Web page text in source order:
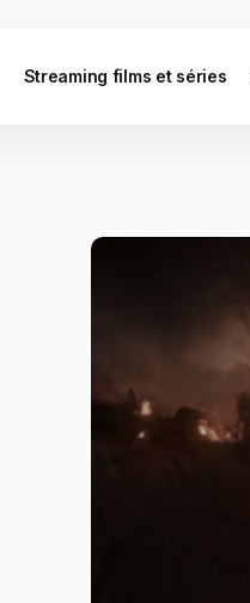
Streaming films et séries